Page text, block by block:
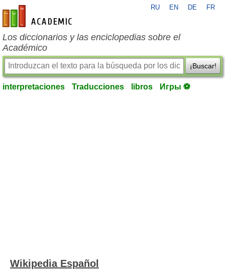
es-academic.com
RU EN DE FR
Los diccionarios y las enciclopedias sobre el
Académico
¡Buscar!
interpretaciones Traducciones libros Игры ⚽
Wikipedia Español